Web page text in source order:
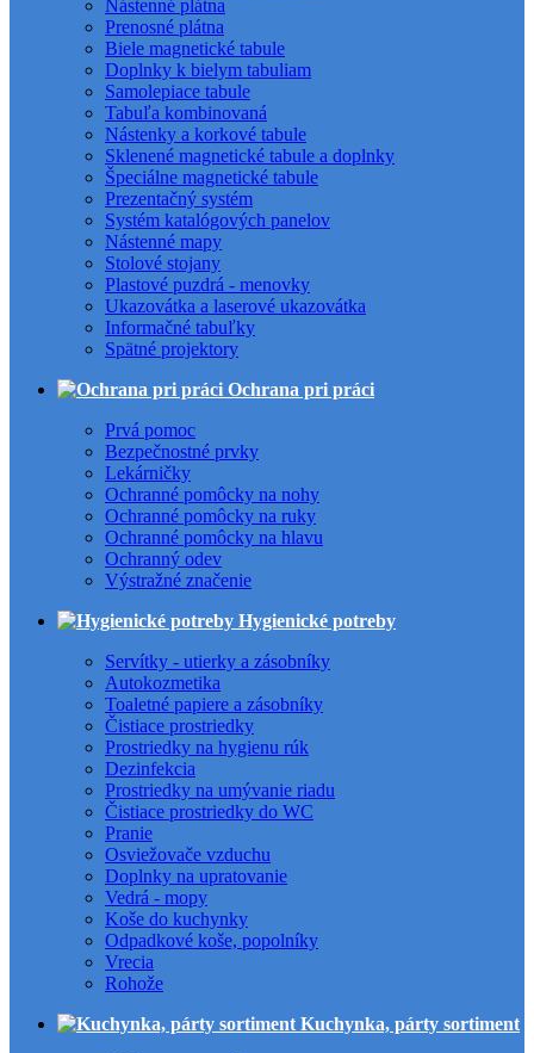
Nástenné plátna
Prenosné plátna
Biele magnetické tabule
Doplnky k bielym tabuliam
Samolepiace tabule
Tabuľa kombinovaná
Nástenky a korkové tabule
Sklenené magnetické tabule a doplnky
Špeciálne magnetické tabule
Prezentačný systém
Systém katalógových panelov
Nástenné mapy
Stolové stojany
Plastové puzdrá - menovky
Ukazovátka a laserové ukazovátka
Informačné tabuľky
Spätné projektory
Ochrana pri práci
Prvá pomoc
Bezpečnostné prvky
Lekárničky
Ochranné pomôcky na nohy
Ochranné pomôcky na ruky
Ochranné pomôcky na hlavu
Ochranný odev
Výstražné značenie
Hygienické potreby
Servítky - utierky a zásobníky
Autokozmetika
Toaletné papiere a zásobníky
Čistiace prostriedky
Prostriedky na hygienu rúk
Dezinfekcia
Prostriedky na umývanie riadu
Čistiace prostriedky do WC
Pranie
Osviežovače vzduchu
Doplnky na upratovanie
Vedrá - mopy
Koše do kuchynky
Odpadkové koše, popolníky
Vrecia
Rohože
Kuchynka, párty sortiment